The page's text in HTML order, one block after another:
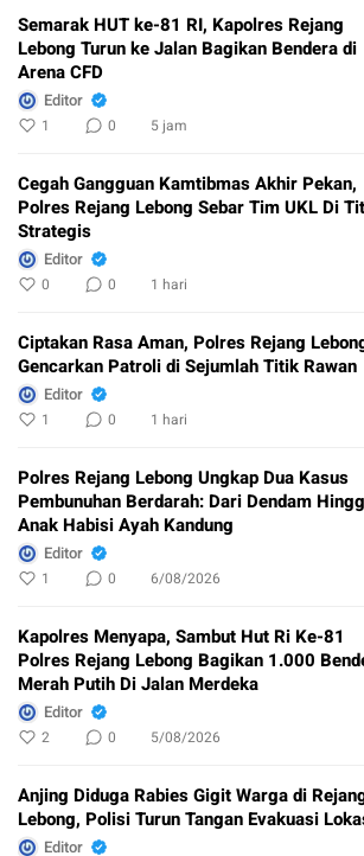
Semarak HUT ke-81 RI, Kapolres Rejang
Lebong Turun ke Jalan Bagikan Bendera di
Arena CFD
Editor
1 0 5 jam
Cegah Gangguan Kamtibmas Akhir Pekan,
Polres Rejang Lebong Sebar Tim UKL Di
Strategis
Editor
0 0 1 hari
Ciptakan Rasa Aman, Polres Rejang
Gencarkan Patroli di Sejumlah Titik Rawan
Editor
1 0 1 hari
Polres Rejang Lebong Ungkap Dua Kasus
Pembunuhan Berdarah: Dari Dendam
Anak Habisi Ayah Kandung
Editor
1 0 6/08/2026
Kapolres Menyapa, Sambut Hut Ri Ke-81
Polres Rejang Lebong Bagikan 1.000
Merah Putih Di Jalan Merdeka
Editor
2 0 5/08/2026
Anjing Diduga Rabies Gigit Warga di
Lebong, Polisi Turun Tangan Evakuasi
Editor